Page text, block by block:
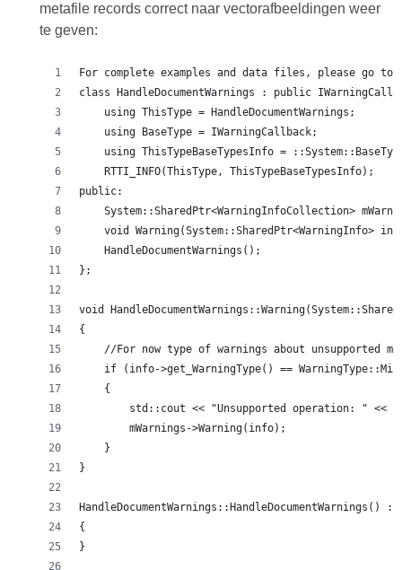
metafile records correct naar vectorafbeeldingen weer
te geven:
For complete examples and data files, please go to
class HandleDocumentWarnings : public
    using ThisType = HandleDocumentWarnings;
    using BaseType = IWarningCallback;
using ThisTypeBaseTypesInfo =
    RTTI_INFO(ThisType, ThisTypeBaseTypesInfo);
public:
System::SharedPtr<WarningInfoCollection>
void Warning(System::SharedPtr<WarningInfo>
    HandleDocumentWarnings();
};
void
{
//For now type of warnings about unsupported
if (info->get_WarningType() ==
    {
std::cout << "Unsupported operation: " <<
        mWarnings->Warning(info);
    }
}
{
}